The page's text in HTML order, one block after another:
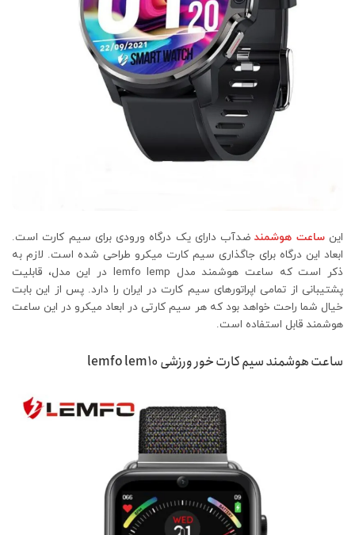
اینساعت هوشمند ضدآب دارای یک درگاه ورودی برای سیم کارت است.
ابعاد این درگاه برای جاگذاری سیم کارت میکرو طراحی شده است. لازم به
ذکر است که ساعت هوشمند مدل lemfo lemp در این مدل، قابلیت
پشتیبانی از تمامی اپراتورهای سیم کارت در ایران را دارد. پس از این بابت
خیال شما راحت خواهد بود که هر سیم کارتی در ابعاد میکرو در این ساعت
هوشمند قابل استفاده است.
ساعت هوشمند سیم کارت خور ورزشی lemfo lem10